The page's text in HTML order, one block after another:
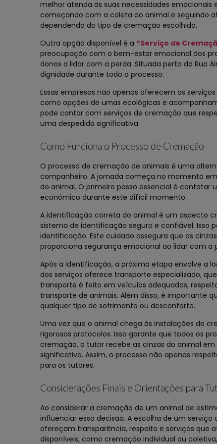
melhor atenda às suas necessidades
começando com a coleta do animal e seguindo
dependendo do tipo de cremação escolhido.
Outra opção disponível é a“Serviço de
preocupação com o bem-estar emocional dos
donos a lidar com a perda. Situada perto da Rua
dignidade durante todo o processo.
Essas empresas não apenas oferecem os
como opções de urnas ecológicas e
pode contar com serviços de cremação que
uma despedida significativa.
Como Funciona o Processo de Cremação
O processo de cremação de animais é uma
companheiro. A jornada começa no momento
do animal. O primeiro passo essencial é
econômico durante este difícil momento.
A identificação correta do animal é um aspecto
sistema de identificação seguro e confiável. Isso
identificação. Este cuidado assegura que as
proporciona segurança emocional ao lidar com a
Após a identificação, a próxima etapa envolve a
dos serviços oferece transporte especializado,
transporte é feito em veículos adequados,
transporte de animais. Além disso, é importante
qualquer tipo de sofrimento ou desconforto.
Uma vez que o animal chega às instalações de
rigorosos protocolos. Isso garante que todos os
cremação, o tutor recebe as cinzas do animal
significativa. Assim, o processo não apenas
para os tutores.
Considerações Finais e Orientações para
Ao considerar a cremação de um animal de
influenciar essa decisão. A escolha de um
ofereçam transparência, respeito e serviços que
disponíveis, como cremação individual ou